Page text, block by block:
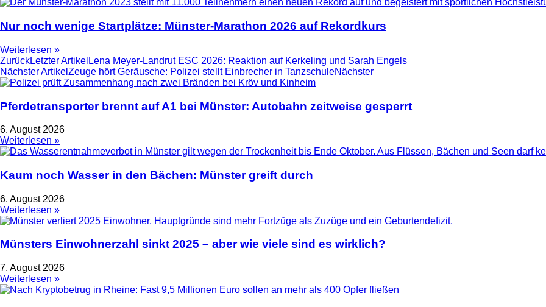
Nur noch wenige Startplätze: Münster-Marathon 2026 auf Rekordkurs
Weiterlesen »
ZurückLetzter Artikel Lena Meyer-Landrut ESC 2026: Reaktion auf Kerkeling und Sarah Engels
Nächster Artikel Zeuge hört Geräusche: Polizei stellt Einbrecher in TanzschuleNächster
Pferdetransporter brennt auf A1 bei Münster: Autobahn zeitweise gesperrt
6. August 2026
Weiterlesen »
Kaum noch Wasser in den Bächen: Münster greift durch
6. August 2026
Weiterlesen »
Münsters Einwohnerzahl sinkt 2025 – aber wie viele sind es wirklich?
7. August 2026
Weiterlesen »